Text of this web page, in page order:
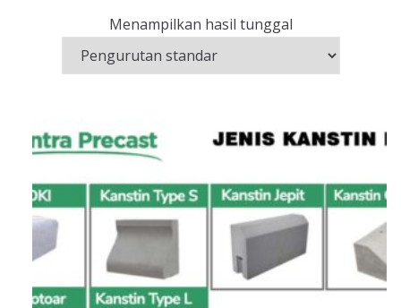
Menampilkan hasil tunggal